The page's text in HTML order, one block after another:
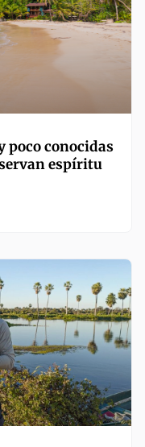
poco conocidas
espíritu